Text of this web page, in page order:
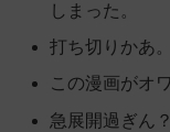
しまった。
打ち切りかあ
この漫画がオ
急展開過ぎん